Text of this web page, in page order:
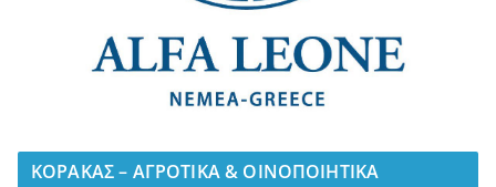
ΚΟΡΑΚΑΣ – ΑΓΡΟΤΙΚΑ & ΟΙΝΟΠΟΙΗΤΙΚΑ